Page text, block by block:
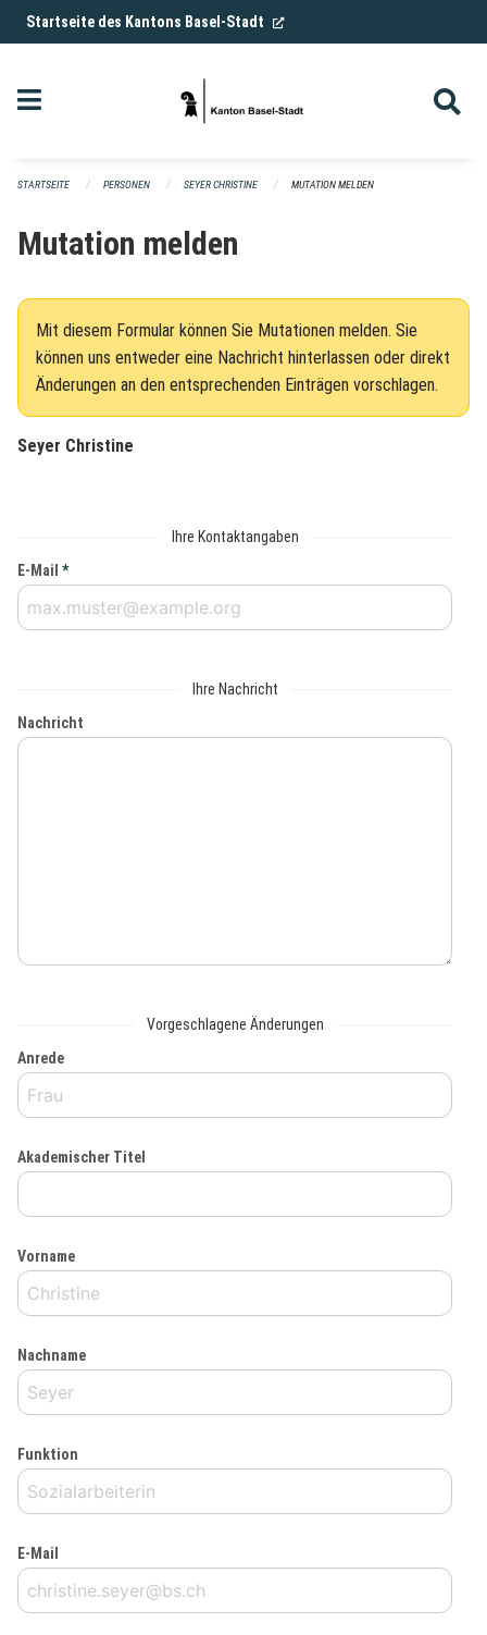
Navigation überspringen
Startseite des Kantons Basel-Stadt (External Link)
STARTSEITE PERSONEN SEYER CHRISTINE MUTATION MELDEN
Mutation melden
Mit diesem Formular können Sie Mutationen melden. Sie
können uns entweder eine Nachricht hinterlassen oder direkt
Änderungen an den entsprechenden Einträgen vorschlagen.
Seyer Christine
Ihre Kontaktangaben
E-Mail *
Ihre Nachricht
Nachricht
Vorgeschlagene Änderungen
Anrede
Akademischer Titel
Vorname
Nachname
Funktion
E-Mail